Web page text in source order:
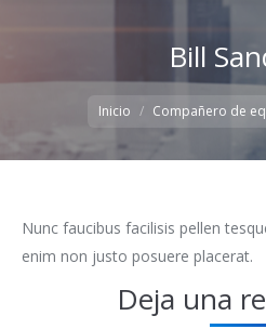
Bill
Inicio Compañero de
Nunc faucibus facilisis pellen
enim non justo posuere placerat.
Deja una